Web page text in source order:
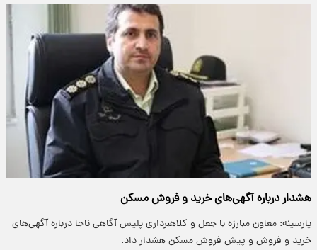
هشدار درباره آگهی‌های خرید و فروش مسکن
پارسینه: معاون مبارزه با جعل و کلاهبرداری پلیس آگاهی ناجا درباره آگهی‌های
خرید و فروش و پیش فروش مسکن هشدار داد.